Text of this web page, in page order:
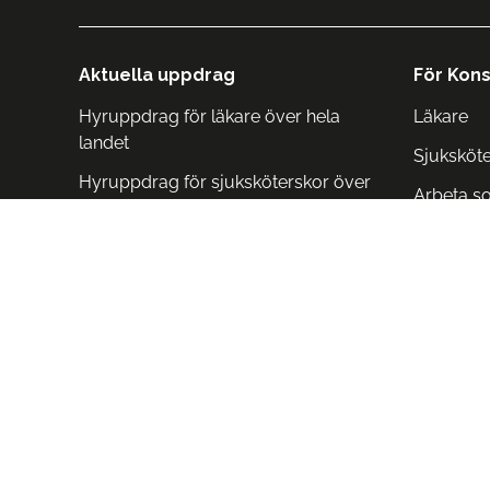
Aktuella uppdrag
Hyruppdrag för läkare över hela
landet
Hyruppdrag för sjuksköterskor över
För
Läkare
Arbeta